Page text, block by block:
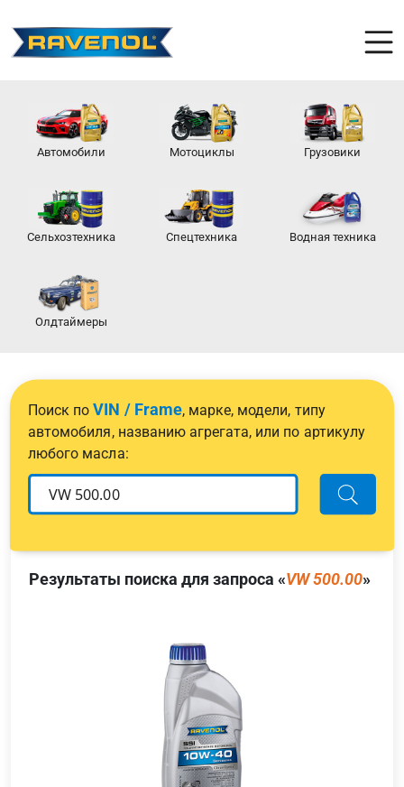
Автомобили Мотоциклы Грузовики
Сельхозтехника Спецтехника Водная техника
Олдтаймеры
Поиск поVIN / Frame, марке, модели, типу
автомобиля, названию агрегата, или по артикулу
любого масла:
Результаты поиска для запроса «VW 500.00»